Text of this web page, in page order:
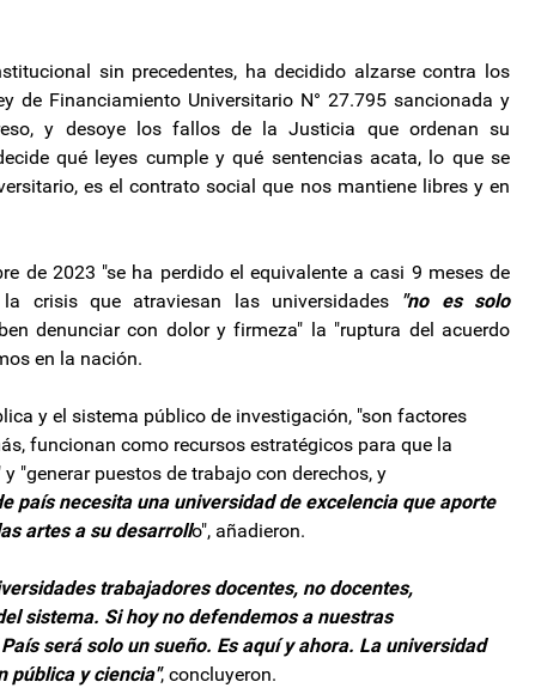
sin precedentes, ha decidido alzarse contra los
de Financiamiento Universitario N° 27.795 sancionada y
y desoye los fallos de la Justicia que ordenan su
qué leyes cumple y qué sentencias acata, lo que se
es el contrato social que nos mantiene libres y en
de 2023 "se ha perdido el equivalente a casi 9 meses de
crisis que atraviesan las universidades "no es solo
denunciar con dolor y firmeza" la "ruptura del acuerdo
en la nación.
y el sistema público de investigación, "son factores
funcionan como recursos estratégicos para que la
"generar puestos de trabajo con derechos, y
país necesita una universidad de excelencia que aporte
artes a su desarrollo", añadieron.
trabajadores docentes, no docentes,
sistema. Si hoy no defendemos a nuestras
será solo un sueño. Es aquí y ahora. La universidad
pública y ciencia", concluyeron.